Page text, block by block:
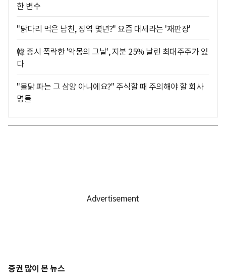
한 변수
"닭다리 먹은 남친, 징역 몇년?" 요즘 대세라는 '재판장'
韓 증시 폭락한 '악몽의 그날', 지분 25% 날린 최대주주가 있
다
"불닭 파는 그 삼양 아니에요?" 주식할 때 주의해야 할 회사
명들
증권 많이 본 뉴스